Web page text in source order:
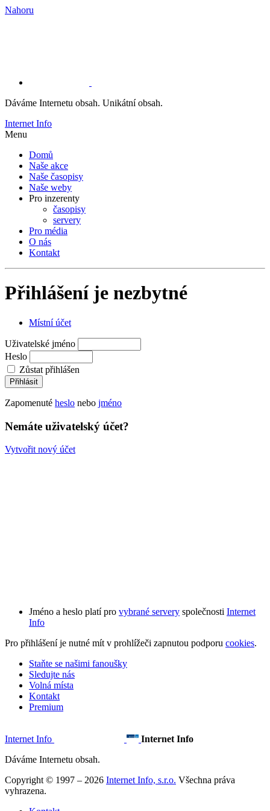
Nahoru
Dáváme Internetu obsah. Unikátní obsah.
Internet Info
Menu
Domů
Naše akce
Naše časopisy
Naše weby
Pro inzerenty
časopisy
servery
Pro média
O nás
Kontakt
Přihlášení je nezbytné
Místní účet
Uživatelské jméno
Heslo
Zůstat přihlášen
Zapomenuté heslo nebo jméno
Nemáte uživatelský účet?
Vytvořit nový účet
Jméno a heslo platí pro vybrané servery společnosti Internet
Info
Pro přihlášení je nutné mít v prohlížeči zapnutou podporu cookies.
Staňte se našimi fanoušky
Sledujte nás
Volná místa
Kontakt
Premium
Internet Info
Internet Info
Dáváme Internetu obsah.
Copyright © 1997 – 2026 Internet Info, s.r.o. Všechna práva
vyhrazena.